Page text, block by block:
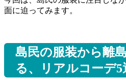
面に迫ってみます。
島民の服装から離
る、リアルコーデ5